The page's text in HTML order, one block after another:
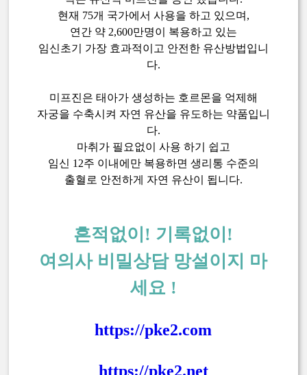
현재 75개 국가에서 사용을 하고 있으며,
연간 약 2,600만명이 복용하고 있는
임신초기 가장 효과적이고 안전한 유산방법입니
다.
미프진은 태아가 생성하는 호르몬을 억제해
자궁을 수축시켜 자연 유산을 유도하는 약품입니
다.
마취가 필요없이 사용 하기 쉽고
임신 12주 이내에만 복용하면 생리통 수준의
출혈로 안전하게 자연 유산이 됩니다.
흔적없이! 기록없이!
여의사 비밀상담 망설이지 마
세요 !
https://pke2.com
https://pke2.net